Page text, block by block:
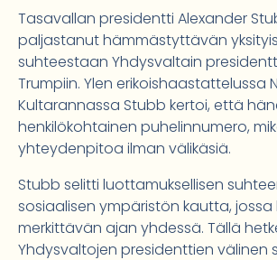
Tasavallan presidentti Alexander
paljastanut hämmästyttävän
suhteestaan Yhdysvaltain
Trumpiin. Ylen erikoishaastattelussa
Kultarannassa Stubb kertoi, että
henkilökohtainen puhelinnumero,
yhteydenpitoa ilman välikäsiä.
Stubb selitti luottamuksellisen
sosiaalisen ympäristön kautta,
merkittävän ajan yhdessä. Tällä
Yhdysvaltojen presidenttien välinen